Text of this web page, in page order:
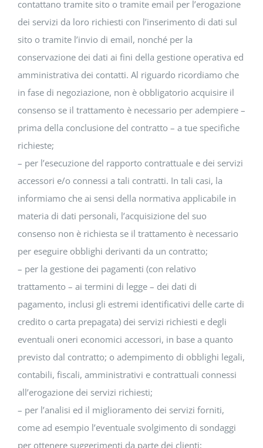
contattano tramite sito o tramite email per l’erogazione
dei servizi da loro richiesti con l’inserimento di dati sul
sito o tramite l’invio di email, nonché per la
conservazione dei dati ai fini della gestione operativa ed
amministrativa dei contatti. Al riguardo ricordiamo che
in fase di negoziazione, non è obbligatorio acquisire il
consenso se il trattamento è necessario per adempiere –
prima della conclusione del contratto – a tue specifiche
richieste;
– per l’esecuzione del rapporto contrattuale e dei servizi
accessori e/o connessi a tali contratti. In tali casi, la
informiamo che ai sensi della normativa applicabile in
materia di dati personali, l’acquisizione del suo
consenso non è richiesta se il trattamento è necessario
per eseguire obblighi derivanti da un contratto;
– per la gestione dei pagamenti (con relativo
trattamento – ai termini di legge – dei dati di
pagamento, inclusi gli estremi identificativi delle carte di
credito o carta prepagata) dei servizi richiesti e degli
eventuali oneri economici accessori, in base a quanto
previsto dal contratto; o adempimento di obblighi legali,
contabili, fiscali, amministrativi e contrattuali connessi
all’erogazione dei servizi richiesti;
– per l’analisi ed il miglioramento dei servizi forniti,
come ad esempio l’eventuale svolgimento di sondaggi
per ottenere suggerimenti da parte dei clienti;